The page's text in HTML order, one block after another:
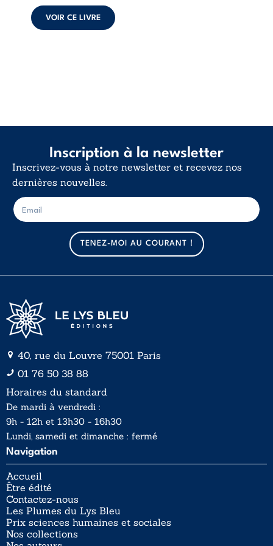
poids des non-dits
et la ...
VOIR CE LIVRE
Inscription à la newsletter
Inscrivez-vous à notre newsletter et recevez nos
dernières nouvelles.
m
a
i
l
E
-
m
TENEZ-MOI AU COURANT !
40, rue du Louvre 75001 Paris
01 76 50 38 88
Horaires du standard
De mardi à vendredi :
9h - 12h et 13h30 - 16h30
Lundi, samedi et dimanche : fermé
Navigation
Accueil
Être édité
Contactez-nous
Les Plumes du Lys Bleu
Prix sciences humaines et sociales
Nos collections